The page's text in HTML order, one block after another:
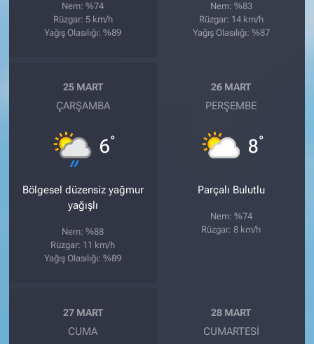
Nem: %74
Rüzgar: 5 km/h
Yağış Olasılığı: %89
Nem: %83
Rüzgar: 14 km/h
Yağış Olasılığı: %87
25 MART
ÇARŞAMBA
6°
Bölgesel düzensiz yağmur
yağışlı
Nem: %88
Rüzgar: 11 km/h
Yağış Olasılığı: %89
26 MART
PERŞEMBE
8°
Parçalı Bulutlu
Nem: %74
Rüzgar: 8 km/h
27 MART
CUMA
28 MART
CUMARTESI